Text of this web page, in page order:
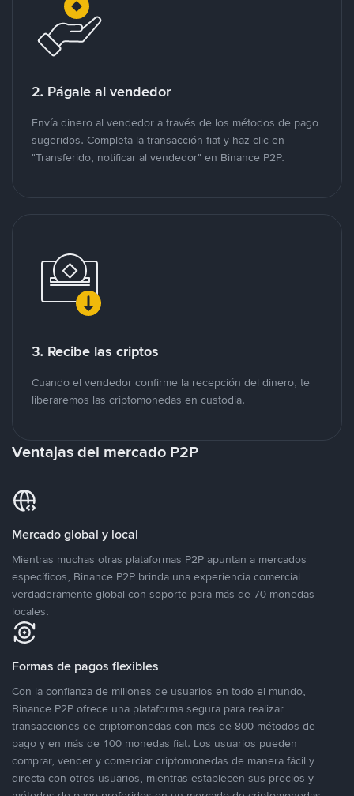
2. Págale al vendedor
Envía dinero al vendedor a través de los métodos de pago
sugeridos. Completa la transacción fiat y haz clic en
"Transferido, notificar al vendedor" en Binance P2P.
3. Recibe las criptos
Cuando el vendedor confirme la recepción del dinero, te
liberaremos las criptomonedas en custodia.
Ventajas del mercado P2P
Mercado global y local
Mientras muchas otras plataformas P2P apuntan a mercados
específicos, Binance P2P brinda una experiencia comercial
verdaderamente global con soporte para más de 70 monedas
locales.
Formas de pagos flexibles
Con la confianza de millones de usuarios en todo el mundo,
Binance P2P ofrece una plataforma segura para realizar
transacciones de criptomonedas con más de 800 métodos de
pago y en más de 100 monedas fiat. Los usuarios pueden
comprar, vender y comerciar criptomonedas de manera fácil y
directa con otros usuarios, mientras establecen sus precios y